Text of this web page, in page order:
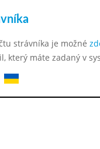
strávníka je možné
který máte zadaný v